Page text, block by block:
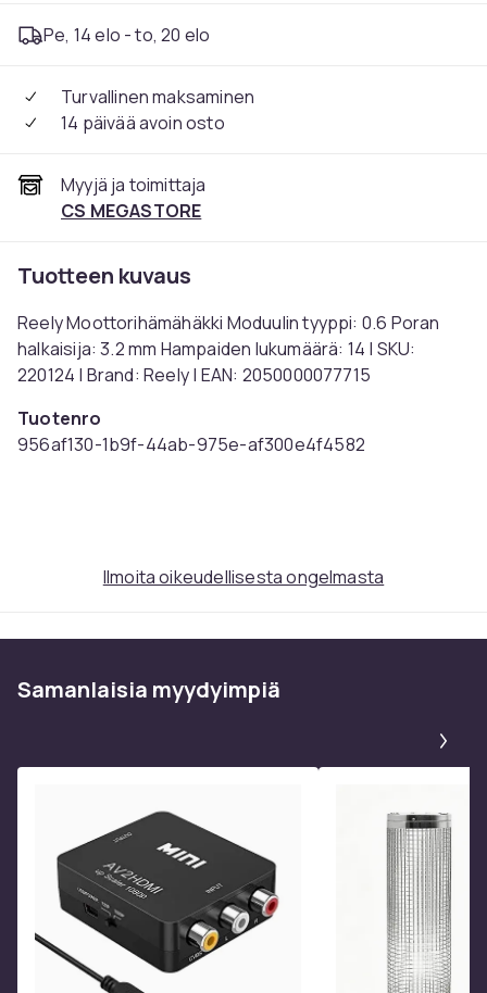
Pe, 14 elo - to, 20 elo
Turvallinen maksaminen
14 päivää avoin osto
Myyjä ja toimittaja
CS MEGASTORE
Tuotteen kuvaus
Reely Moottorihämähäkki Moduulin tyyppi: 0.6 Poran
halkaisija: 3.2 mm Hampaiden lukumäärä: 14 | SKU:
220124 | Brand: Reely | EAN: 2050000077715
Tuotenro
956af130-1b9f-44ab-975e-af300e4f4582
Ilmoita oikeudellisesta ongelmasta
Samanlaisia ​​myydyimpiä